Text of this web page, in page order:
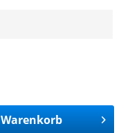
Warenkorb